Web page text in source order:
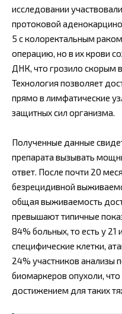
исследовании
протоковой
5 с колоректальным
операцию, но в их крови
ДНК, что грозило скорым
Технология позволяет
прямо в лимфатические
защитных сил организма.
Полученные данные
препарата вызывать
ответ. После почти 20
безрецидивной
общая выживаемость
превышают типичные
84% больных, то есть у 21
специфические клетки,
24% участников анализы
биомаркеров опухоли,
достижением для таких